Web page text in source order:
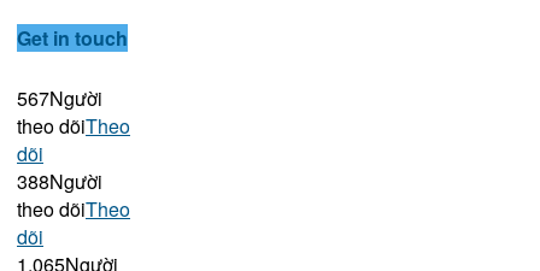
Get in touch
567Người
theo dõiTheo
dõi
388Người
theo dõiTheo
dõi
1,065Người